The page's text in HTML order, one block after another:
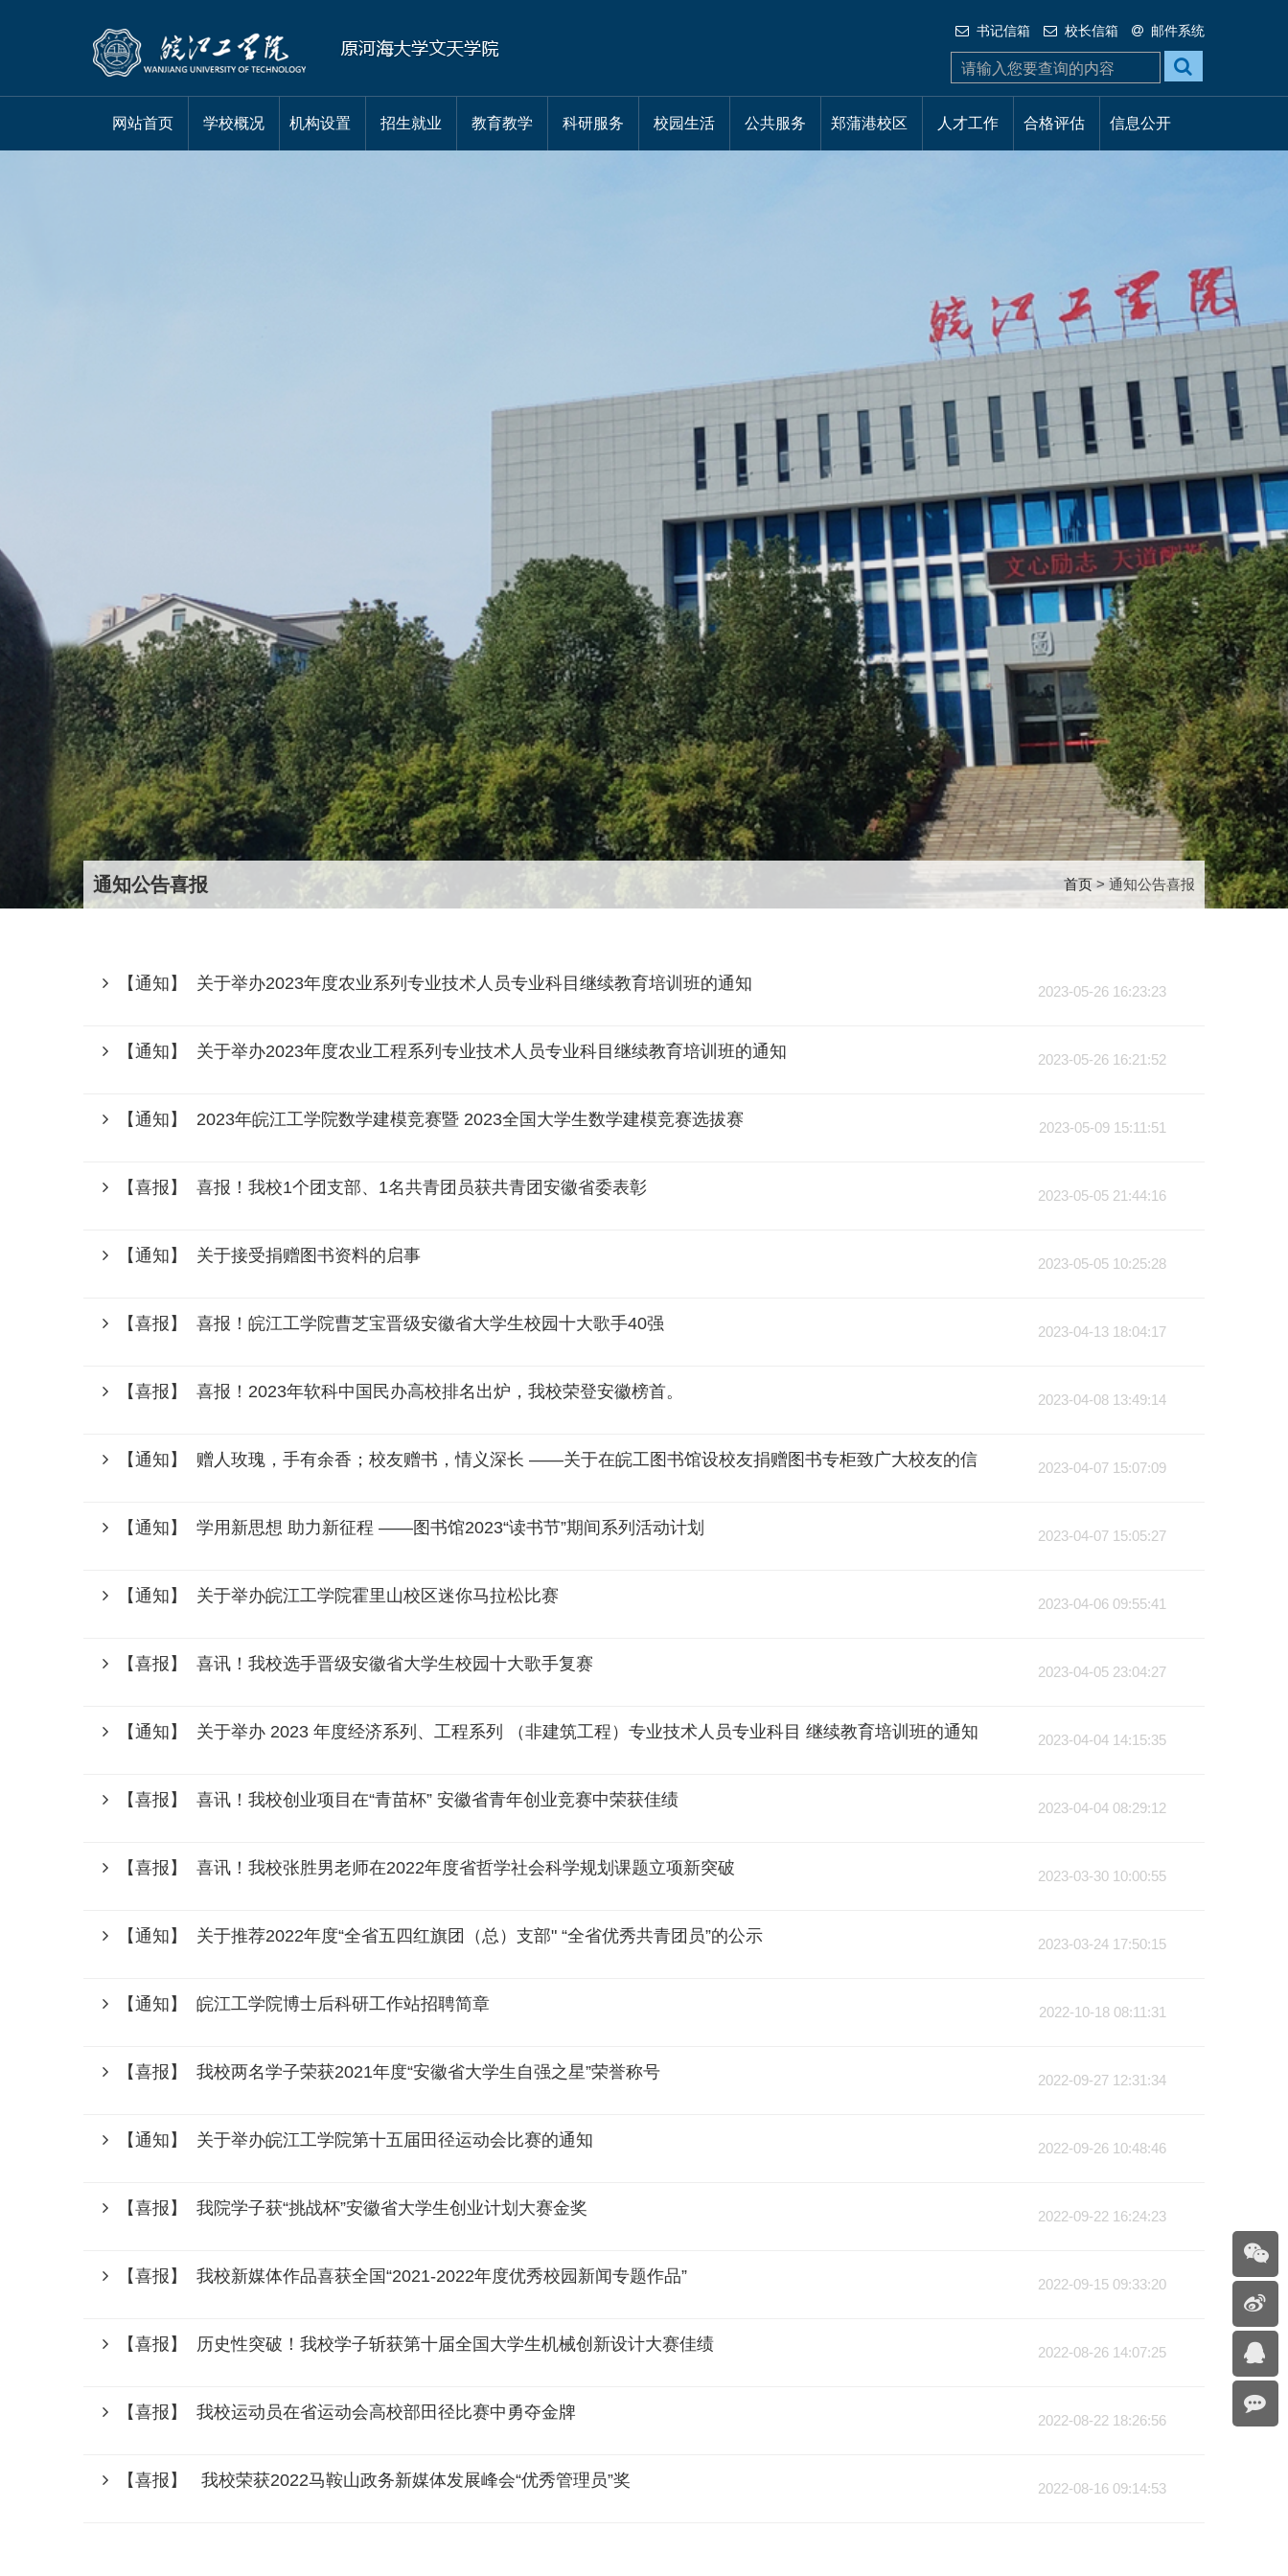
书记信箱 校长信箱 邮件系统
网站首页 学校概况 机构设置 招生就业 教育教学 科研服务 校园生活 公共服务 郑蒲港校区 人才工作 合格评估 信息公开
通知公告喜报 首页> 通知公告喜报
【通知】 关于举办2023年度农业系列专业技术人员专业科目继续教育培训班的通知 2023-05-26 16:23:23
【通知】 关于举办2023年度农业工程系列专业技术人员专业科目继续教育培训班的通知 2023-05-26 16:21:52
【通知】 2023年皖江工学院数学建模竞赛暨 2023全国大学生数学建模竞赛选拔赛 2023-05-09 15:11:51
【喜报】 喜报！我校1个团支部、1名共青团员获共青团安徽省委表彰 2023-05-05 21:44:16
【通知】 关于接受捐赠图书资料的启事 2023-05-05 10:25:28
【喜报】 喜报！皖江工学院曹芝宝晋级安徽省大学生校园十大歌手40强 2023-04-13 18:04:17
【喜报】 喜报！2023年软科中国民办高校排名出炉，我校荣登安徽榜首。 2023-04-08 13:49:14
【通知】 赠人玫瑰，手有余香；校友赠书，情义深长 ——关于在皖工图书馆设校友捐赠图书专柜致广大校友的信 2023-04-07 15:07:09
【通知】 学用新思想 助力新征程 ——图书馆2023“读书节”期间系列活动计划 2023-04-07 15:05:27
【通知】 关于举办皖江工学院霍里山校区迷你马拉松比赛 2023-04-06 09:55:41
【喜报】 喜讯！我校选手晋级安徽省大学生校园十大歌手复赛 2023-04-05 23:04:27
【通知】 关于举办 2023 年度经济系列、工程系列 （非建筑工程）专业技术人员专业科目 继续教育培训班的通知 2023-04-04 14:15:35
【喜报】 喜讯！我校创业项目在“青苗杯” 安徽省青年创业竞赛中荣获佳绩 2023-04-04 08:29:12
【喜报】 喜讯！我校张胜男老师在2022年度省哲学社会科学规划课题立项新突破 2023-03-30 10:00:55
【通知】 关于推荐2022年度“全省五四红旗团（总）支部" “全省优秀共青团员”的公示 2023-03-24 17:50:15
【通知】 皖江工学院博士后科研工作站招聘简章 2022-10-18 08:11:31
【喜报】 我校两名学子荣获2021年度“安徽省大学生自强之星”荣誉称号 2022-09-27 12:31:34
【通知】 关于举办皖江工学院第十五届田径运动会比赛的通知 2022-09-26 10:48:46
【喜报】 我院学子获“挑战杯”安徽省大学生创业计划大赛金奖 2022-09-22 16:24:23
【喜报】 我校新媒体作品喜获全国“2021-2022年度优秀校园新闻专题作品” 2022-09-15 09:33:20
【喜报】 历史性突破！我校学子斩获第十届全国大学生机械创新设计大赛佳绩 2022-08-26 14:07:25
【喜报】 我校运动员在省运动会高校部田径比赛中勇夺金牌 2022-08-22 18:26:56
【喜报】 我校荣获2022马鞍山政务新媒体发展峰会“优秀管理员”奖 2022-08-16 09:14:53